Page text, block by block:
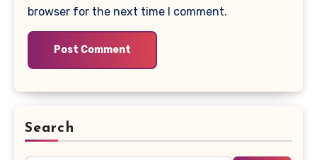
browser for the next time I comment.
Search